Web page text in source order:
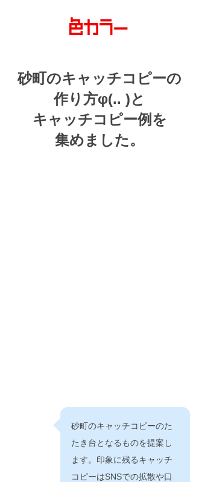
砂町のキャッチコピーの
作り方φ(.. )と
キャッチコピー例を
集めました。
砂町のキャッチコピーのた
たき台となるものを提案し
ます。印象に残るキャッチ
コピーはSNSでの拡散や口